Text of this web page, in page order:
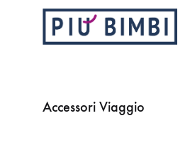
per
Accessori Viaggio